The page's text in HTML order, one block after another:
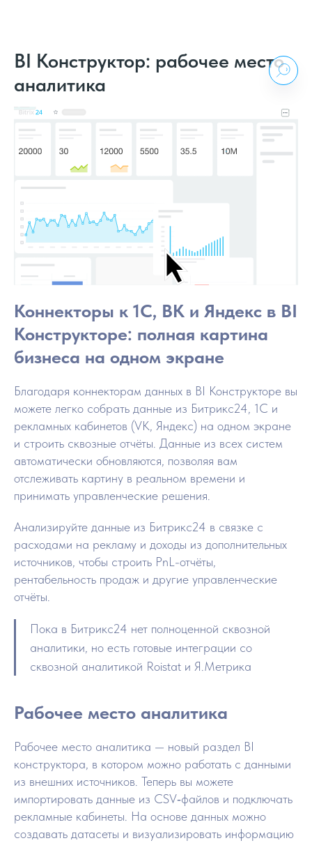
BI Конструктор: рабочее место
аналитика
Коннекторы к 1С, ВК и Яндекс в BI
Конструкторе: полная картина
бизнеса на одном экране
Благодаря коннекторам данных в BI Конструкторе вы
можете легко собрать данные из Битрикс24, 1С и
рекламных кабинетов (VK, Яндекс) на одном экране
и строить сквозные отчёты. Данные из всех систем
автоматически обновляются, позволяя вам
отслеживать картину в реальном времени и
принимать управленческие решения.
Анализируйте данные из Битрикс24 в связке с
расходами на рекламу и доходы из дополнительных
источников, чтобы строить PnL-отчёты,
рентабельность продаж и другие управленческие
отчёты.
Пока в Битрикс24 нет полноценной сквозной
аналитики, но есть готовые интеграции со
сквозной аналитикой Roistat и Я.Метрика
Рабочее место аналитика
Рабочее место аналитика — новый раздел BI
конструктора, в котором можно работать с данными
из внешних источников. Теперь вы можете
импортировать данные из CSV‑файлов и подключать
рекламные кабинеты. На основе данных можно
создавать датасеты и визуализировать информацию